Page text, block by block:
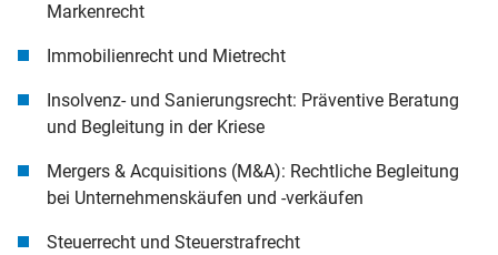
Markenrecht
Immobilienrecht und Mietrecht
Insolvenz- und Sanierungsrecht: Präventive Beratung
und Begleitung in der Kriese
Mergers & Acquisitions (M&A): Rechtliche Begleitung
bei Unternehmenskäufen und -verkäufen
Steuerrecht und Steuerstrafrecht